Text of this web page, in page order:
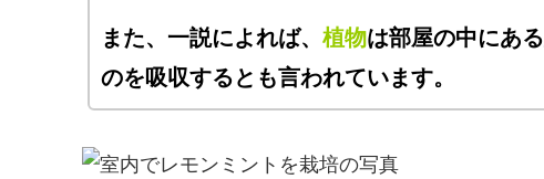
また、一説によれば、 植物は部屋の中にある
のを吸収するとも言われています。